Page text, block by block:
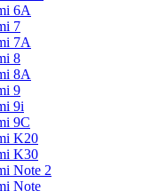
6A
7
7A
8
8A
9
9i
9C
K20
K30
Note 2
Note